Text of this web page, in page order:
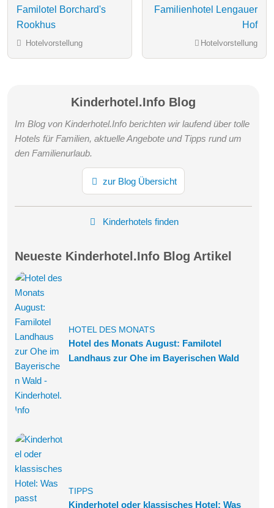
Familotel Borchard's
Rookhus
Hotelvorstellung
Familienhotel Lengauer
Hof
Hotelvorstellung
Kinderhotel.Info Blog
Im Blog von Kinderhotel.Info berichten wir laufend über tolle
Hotels für Familien, aktuelle Angebote und Tipps rund um
den Familienurlaub.
zur Blog Übersicht
Kinderhotels finden
Neueste Kinderhotel.Info Blog Artikel
HOTEL DES MONATS
Hotel des Monats August: Familotel
Landhaus zur Ohe im Bayerischen Wald
TIPPS
Kinderhotel oder klassisches Hotel: Was